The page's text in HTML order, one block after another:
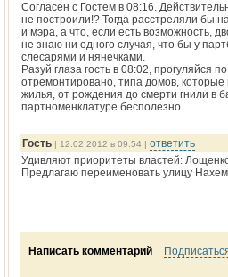
Согласен с Гостем в 08:16.
не построили!? Тогда расстреляли бы
и мэра, а что, если есть возможность,
не знаю ни одного случая, что бы у
слесарями и нянечками.
Разуй глаза гость в 08:02, прогуляйся
отремонтировано, типа домов, которые
жилья, от рождения до смерти гнили в
партноменклатуре бесполезно.
Гость| 12.02.2012 в 09:54 | ответить
Удивляют приоритеты властей:
Предлагаю переименовать улицу
Написать комментарий